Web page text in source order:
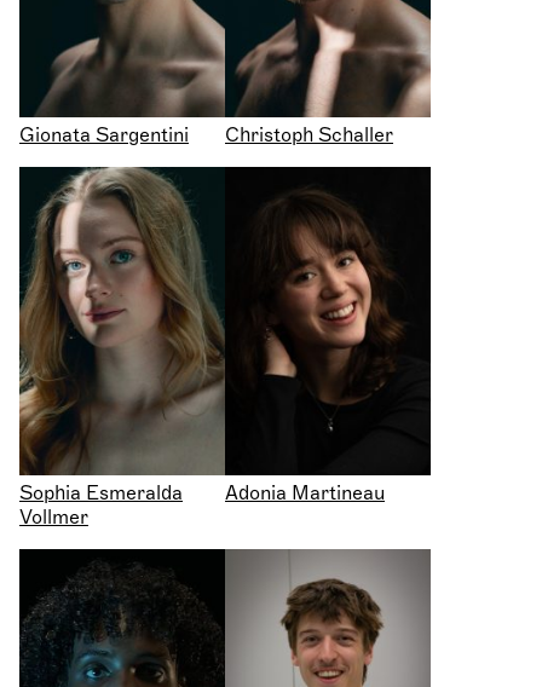
Gionata Sargentini Christoph Schaller
Sophia Esmeralda
Vollmer
Adonia Martineau